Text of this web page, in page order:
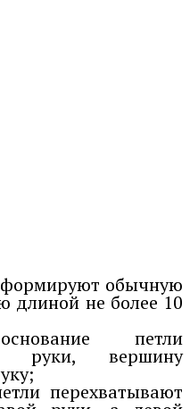
обычную
длиной не более 10
петли
руки, вершину
перехватывают